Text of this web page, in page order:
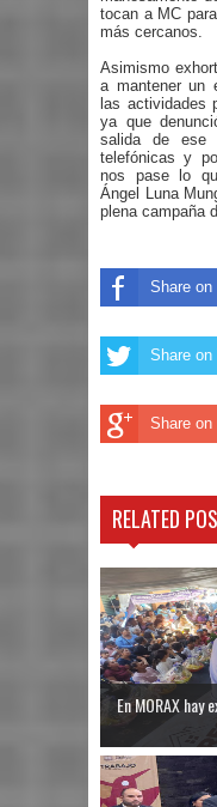
tocan a MC
más cercanos.
Asimismo
a mantener un
las actividades
ya que
salida de ese
telefónicas y
nos pase lo
Ángel Luna
plena campaña
Share on
Share on
Share on
RELATED
En MORAX hay